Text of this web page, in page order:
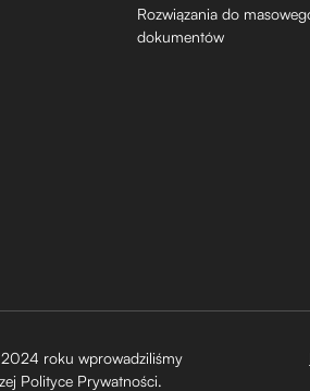
Rozwiązania do
dokumentów
roku wprowadziliśmy
Polityce Prywatności.